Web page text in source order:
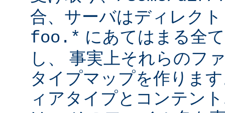
合、サーバはディレク
foo.* にあてはまる全
し、 事実上それらのフ
タイプマップを作りま
ィアタイプとコンテン